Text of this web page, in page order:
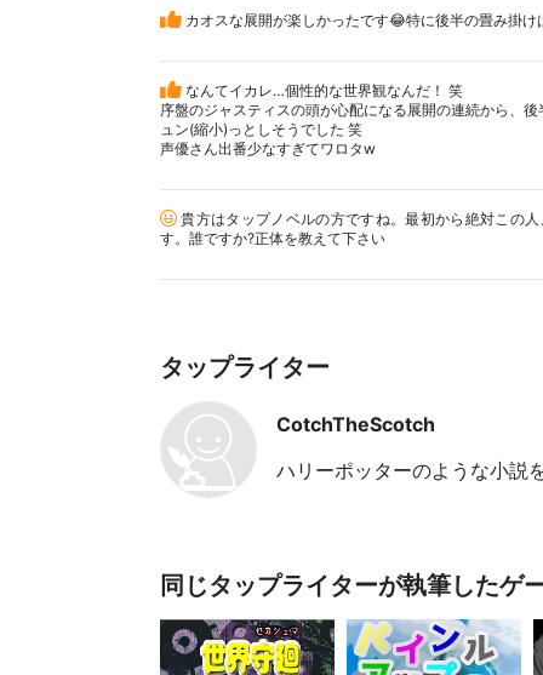
カオスな展開が楽しかったです😂特に後半の畳み掛け
なんてイカレ…個性的な世界観なんだ！ 笑
序盤のジャスティスの頭が心配になる展開の連続から、
ュン(縮小)っとしそうでした 笑
声優さん出番少なすぎてワロタw
貴方はタップノベルの方ですね。最初から絶対この
す。誰ですか?正体を教えて下さい
タップライター
CotchTheScotch
ハリーポッターのような小説
同じタップライターが執筆したゲ